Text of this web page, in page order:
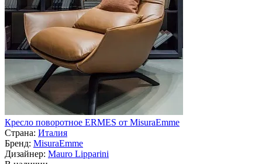
Кресло поворотное ERMES от MisuraEmme
Страна: Италия
Бренд: MisuraEmme
Дизайнер: Mauro Lipparini